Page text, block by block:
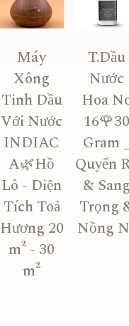
Máy
Xông
Tinh Dầu
Với Nước
INDIAC
A🌿Hồ
Lô - Diện
Tích Toả
Hương 20
m² - 30
m²
T.Dầu
Nước
Hoa
16🌹30
Gram
Quyến
& Sang
Trọng
Nồng